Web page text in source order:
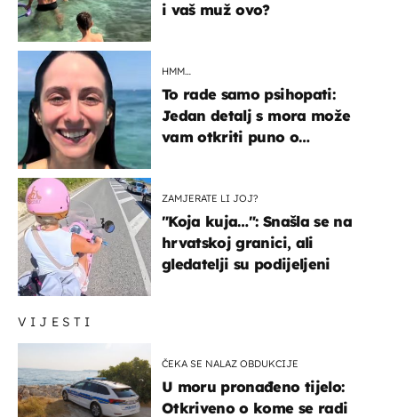
VIJESTI
ČEKA SE NALAZ OBDUKCIJE
U moru pronađeno tijelo:
Otkriveno o kome se radi
i vaš muž ovo?
HMM…
To rade samo psihopati:
Jedan detalj s mora može
vam otkriti puno o
ZAMJERATE LI JOJ?
"Koja kuja…": Snašla se na
hrvatskoj granici, ali
gledatelji su podijeljeni